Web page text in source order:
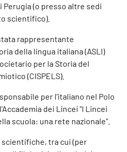
Perugia (o presso altre sedi
scientifico).
rappresentante
della lingua italiana (ASLI)
per la Storia del
(CISPELS).
per l'italiano nel Polo
dei Lincei "I Lincei
scuola: una rete nazionale".
tra cui (per